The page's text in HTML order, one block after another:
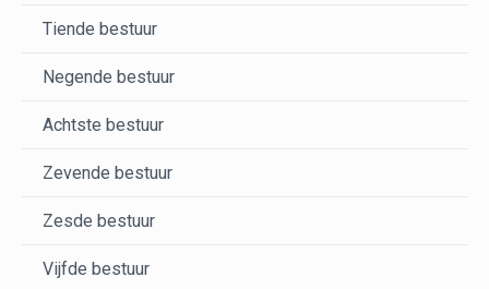
Tiende bestuur
Negende bestuur
Achtste bestuur
Zevende bestuur
Zesde bestuur
Vijfde bestuur